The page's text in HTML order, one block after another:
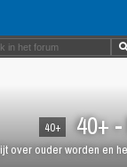
40+ 40+ -
over ouder worden en